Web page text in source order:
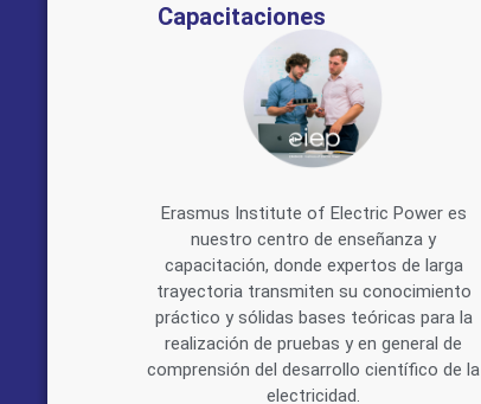
Capacitaciones
Erasmus Institute of Electric Power es
nuestro centro de enseñanza y
capacitación, donde expertos de larga
trayectoria transmiten su conocimiento
práctico y sólidas bases teóricas para la
realización de pruebas y en general de
comprensión del desarrollo científico de la
electricidad.